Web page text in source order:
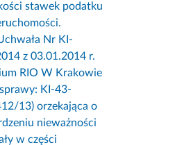
stawek podatku
Nr KI-
z 03.01.2014 r.
RIO W Krakowie
KI-43-
13) orzekająca o
nieważności
w części